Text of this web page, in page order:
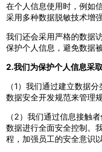
在个人信息使用时，例如
采用多种数据脱敏技术增
我们还会采用严格的数据
保护个人信息，避免数据
2.我们为保护个人信息采
（1）我们通过建立数据
数据安全开发规范来管理
（2）我们通过信息接触
数据进行全面安全控制。
程，加强员工的安全意识